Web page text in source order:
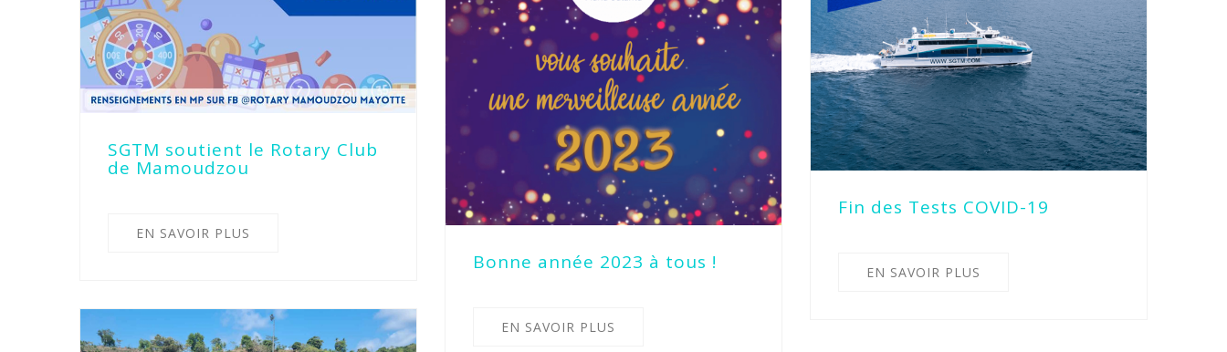
SGTM soutient le Rotary Club
de Mamoudzou
EN SAVOIR PLUS
Fin des Tests COVID-19
EN SAVOIR PLUS
Bonne année 2023 à tous !
EN SAVOIR PLUS